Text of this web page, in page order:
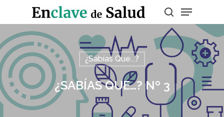
Presiona enter para buscar o ESC para
salir
¿Sabías Que...?
¿SABÍAS QUE…? Nº 3